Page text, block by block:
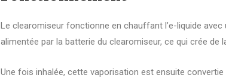
Le clearomiseur fonctionne en chauffant l’e-liquide
alimentée par la batterie du clearomiseur, ce qui crée
Une fois inhalée, cette vaporisation est ensuite